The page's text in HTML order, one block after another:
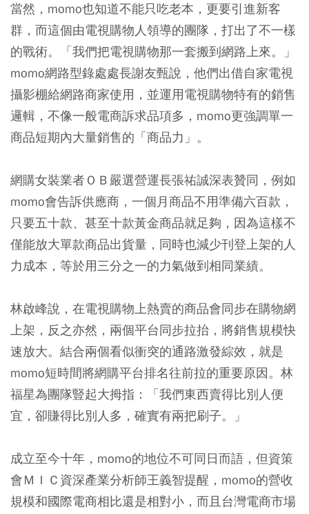
當然，momo也知道不能只吃老本，更要引進新客
群，而這個由電視購物人領導的團隊，打出了不一樣
的戰術。「我們把電視購物那一套搬到網路上來。」
momo網路型錄處處長謝友甄說，他們出借自家電視
攝影棚給網路商家使用，並運用電視購物特有的銷售
邏輯，不像一般電商訴求品項多，momo更強調單一
商品短期內大量銷售的「商品力」。
網購女裝業者ＯＢ嚴選營運長張祐誠深表贊同，例如
momo會告訴供應商，一個月商品不用準備六百款，
只要五十款、甚至十款黃金商品就足夠，因為這樣不
僅能放大單款商品出貨量，同時也減少刊登上架的人
力成本，等於用三分之一的力氣做到相同業績。
林啟峰說，在電視購物上熱賣的商品會同步在購物網
上架，反之亦然，兩個平台同步拉抬，將銷售規模快
速放大。結合兩個看似衝突的通路激發綜效，就是
momo短時間將網購平台排名往前拉的重要原因。林
福星為團隊豎起大拇指：「我們東西賣得比別人便
宜，卻賺得比別人多，確實有兩把刷子。」
成立至今十年，momo的地位不可同日而語，但資策
會ＭＩＣ資深產業分析師王義智提醒，momo的營收
規模和國際電商相比還是相對小，而且台灣電商市場